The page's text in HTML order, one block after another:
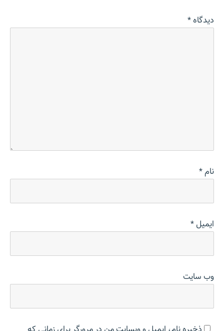
دیدگاه*
نام*
ایمیل*
وب‌ سایت